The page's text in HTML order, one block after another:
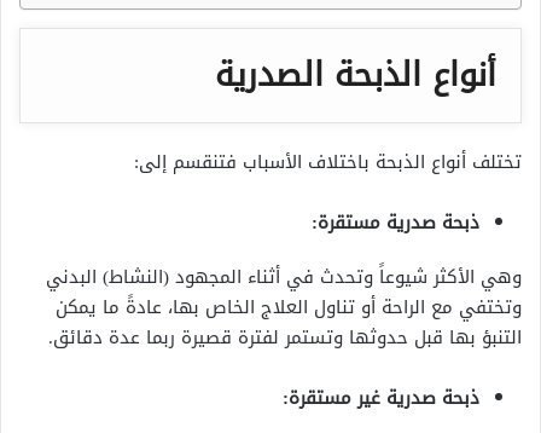
أنواع الذبحة الصدرية
تختلف أنواع الذبحة باختلاف الأسباب فتنقسم إلى:
ذبحة صدرية مستقرة:
وهي الأكثر شيوعاً وتحدث في أثناء المجهود (النشاط) البدني
وتختفي مع الراحة أو تناول العلاج الخاص بها، عادةً ما يمكن
التنبؤ بها قبل حدوثها وتستمر لفترة قصيرة ربما عدة دقائق.
ذبحة صدرية غير مستقرة: